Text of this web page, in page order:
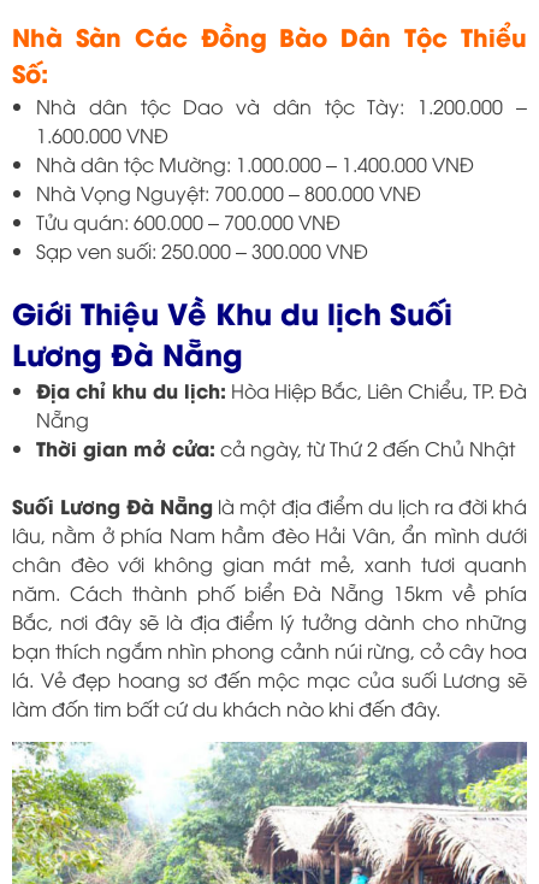
Nhà Sàn Các Đồng Bào Dân Tộc Thiểu
Số:
Nhà dân tộc Dao và dân tộc Tày: 1.200.000 –
1.600.000 VNĐ
Nhà dân tộc Mường: 1.000.000 – 1.400.000 VNĐ
Nhà Vọng Nguyệt: 700.000 – 800.000 VNĐ
Tửu quán: 600.000 – 700.000 VNĐ
Sạp ven suối: 250.000 – 300.000 VNĐ
Giới Thiệu Về Khu du lịch Suối
Lương Đà Nẵng
Địa chỉ khu du lịch: Hòa Hiệp Bắc, Liên Chiểu, TP. Đà
Nẵng
Thời gian mở cửa: cả ngày, từ Thứ 2 đến Chủ Nhật
Suối Lương Đà Nẵng là một địa điểm du lịch ra đời khá
lâu, nằm ở phía Nam hầm đèo Hải Vân, ẩn mình dưới
chân đèo với không gian mát mẻ, xanh tươi quanh
năm. Cách thành phố biển Đà Nẵng 15km về phía
Bắc, nơi đây sẽ là địa điểm lý tưởng dành cho những
bạn thích ngắm nhìn phong cảnh núi rừng, cỏ cây hoa
lá. Vẻ đẹp hoang sơ đến mộc mạc của suối Lương sẽ
làm đốn tim bất cứ du khách nào khi đến đây.